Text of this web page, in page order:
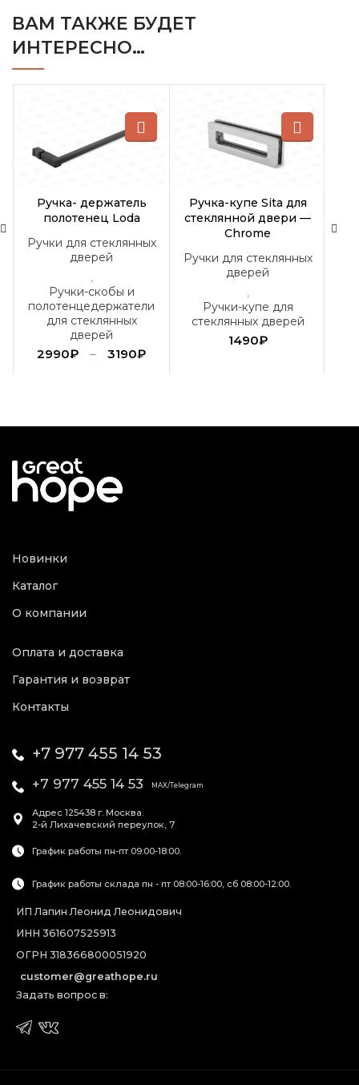
ВАМ ТАКЖЕ БУДЕТ
ИНТЕРЕСНО…
Ручка- держатель
полотенец Loda
Ручки для стеклянных
дверей
,
Ручки-скобы и
полотенцедержатели
для стеклянных
дверей
2990₽ – 3190₽
Ручка-купе Sita для
стеклянной двери —
Chrome
Ручки для стеклянных
дверей
,
Ручки-купе для
стеклянных дверей
1490₽
Новинки
Каталог
О компании
Оплата и доставка
Гарантия и возврат
Контакты
+7 977 455 14 53
+7 977 455 14 53 MAX/Telegram
Адрес 125438 г. Москва.
2-й Лихачевский переулок, 7
График работы пн-пт 09:00-18:00.
График работы склада пн - пт 08:00-16:00, сб 08:00-12:00.
ИП Лапин Леонид Леонидович
ИНН 361607525913
ОГРН 318366800051920
customer@greathope.ru
Задать вопрос в: